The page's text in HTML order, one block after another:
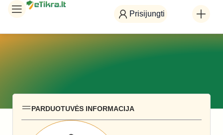
Prisijungti
PARDUOTUVĖS INFORMACIJA